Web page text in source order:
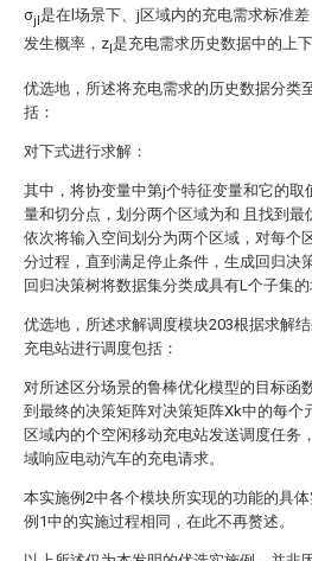
σjl是在l场景下、j区域内的充电需求标准
发生概率，zl是充电需求历史数据中的上下
优选地，所述将充电需求的历史数据分类
括：
对下式进行求解：
其中，将协变量中第j个特征变量和它的取
量和切分点，划分两个区域为和 且 找到最
依次将输入空间划分为两个区域，对每个
分过程，直到满足停止条件，生成回归决
回归决策树将数据集分类成具有L个子集的
优选地，所述求解调度模块203根据求解
充电站进行调度包括：
对所述区分场景的鲁棒优化模型的目标函
到最终的决策矩阵对决策矩阵Xk中的每个
区域内的个空闲移动充电站发送调度任务
域响应电动汽车的充电请求。
本实施例2中各个模块所实现的功能的具
例1中的实施过程相同，在此不再赘述。